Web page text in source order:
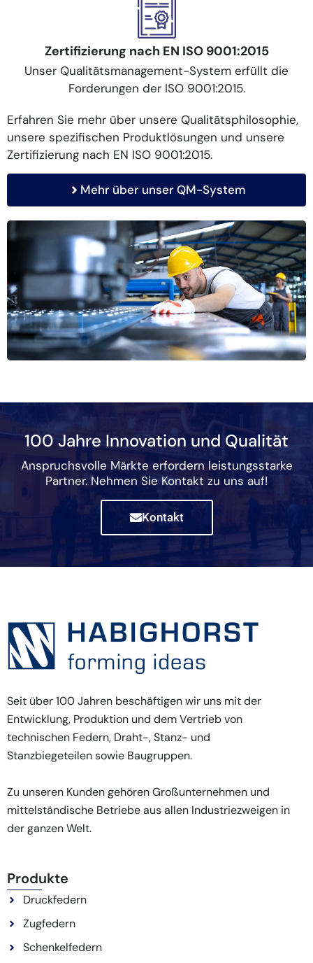
Zertifizierung nach EN ISO 9001:2015
Unser Qualitätsmanagement-System erfüllt die
Forderungen der ISO 9001:2015.
Erfahren Sie mehr über unsere Qualitätsphilosophie,
unsere spezifischen Produktlösungen und unsere
Zertifizierung nach EN ISO 9001:2015.
Mehr über unser QM-System
100 Jahre Innovation und Qualität
Anspruchsvolle Märkte erfordern leistungsstarke
Partner. Nehmen Sie Kontakt zu uns auf!
Kontakt
Seit über 100 Jahren beschäftigen wir uns mit der
Entwicklung, Produktion und dem Vertrieb von
technischen Federn, Draht-, Stanz- und
Stanzbiegeteilen sowie Baugruppen.
Zu unseren Kunden gehören Großunternehmen und
mittelständische Betriebe aus allen Industriezweigen in
der ganzen Welt.
Produkte
Druckfedern
Zugfedern
Schenkelfedern